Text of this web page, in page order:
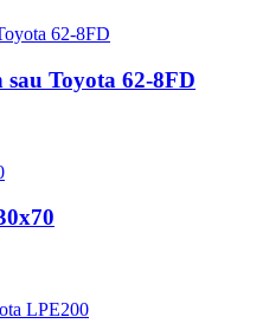
Toyota 62-8FD